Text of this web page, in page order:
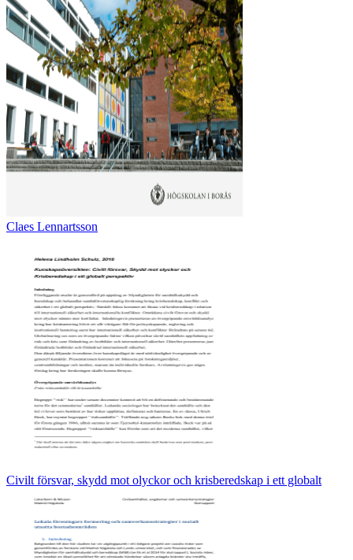
Claes Lennartsson
Civilt försvar, skydd mot olyckor och krisberedskap i ett globalt